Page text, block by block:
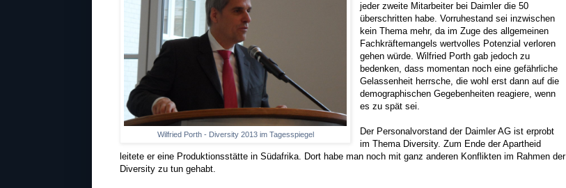
Wilfried Porth - Diversity 2013 im Tagesspiegel
jeder zweite Mitarbeiter bei Daimler die 50
überschritten habe. Vorruhestand sei inzwischen
kein Thema mehr, da im Zuge des allgemeinen
Fachkräftemangels wertvolles Potenzial verloren
gehen würde. Wilfried Porth gab jedoch zu
bedenken, dass momentan noch eine gefährliche
Gelassenheit herrsche, die wohl erst dann auf die
demographischen Gegebenheiten reagiere, wenn
es zu spät sei.
Der Personalvorstand der Daimler AG ist erprobt
im Thema Diversity. Zum Ende der Apartheid
leitete er eine Produktionsstätte in Südafrika. Dort habe man noch mit ganz anderen Konflikten im Rahmen der
Diversity zu tun gehabt.